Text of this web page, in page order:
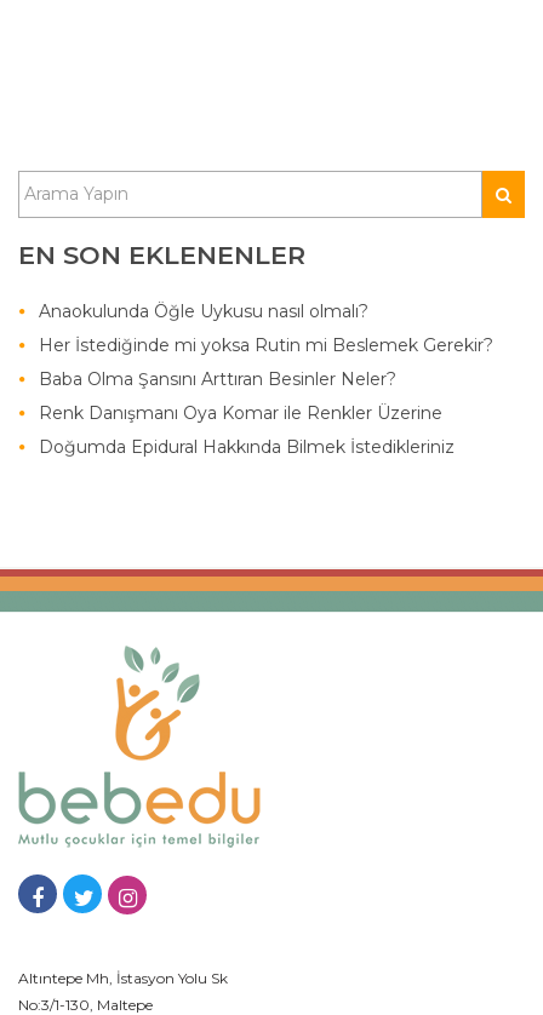
EN SON EKLENENLER
Anaokulunda Öğle Uykusu nasıl olmalı?
Her İstediğinde mi yoksa Rutin mi Beslemek Gerekir?
Baba Olma Şansını Arttıran Besinler Neler?
Renk Danışmanı Oya Komar ile Renkler Üzerine
Doğumda Epidural Hakkında Bilmek İstedikleriniz
Altıntepe Mh, İstasyon Yolu Sk
No:3/1-130, Maltepe